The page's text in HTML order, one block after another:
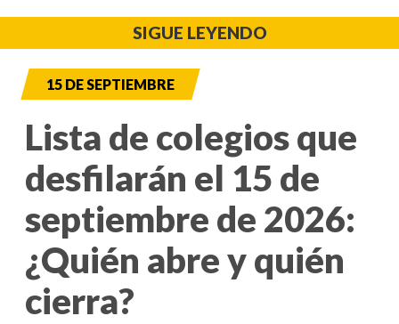
SIGUE LEYENDO
15 DE SEPTIEMBRE
Lista de colegios que
desfilarán el 15 de
septiembre de 2026:
¿Quién abre y quién
cierra?